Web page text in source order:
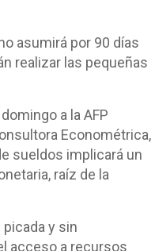
asumirá por 90 días
realizar las pequeñas
a la AFP
Econométrica,
sueldos implicará un
raíz de la
y sin
acceso a recursos